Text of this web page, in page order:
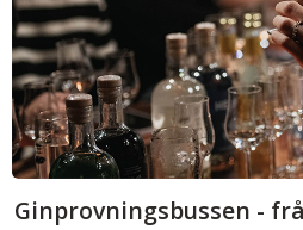
Ginprovningsbussen -